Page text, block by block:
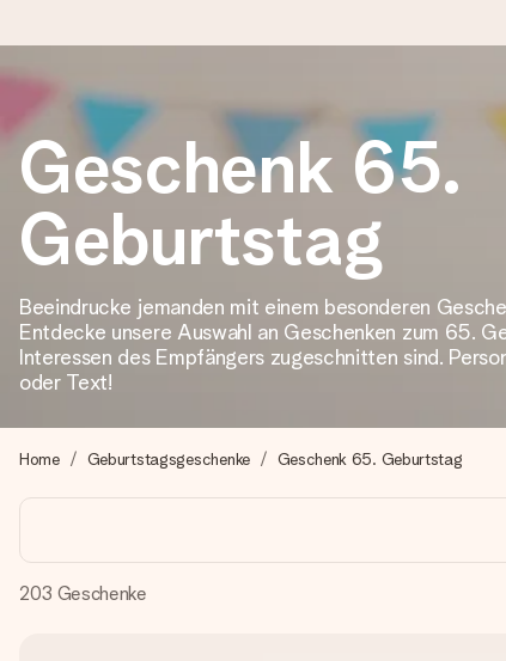
Heute bestellt, in 1 Werktag verschickt
Wir bereiten dein Geschenk sorgfältig vor und schicken
zählt.
4,8 (basierend auf +15.000 Bewertungen)
Unsere Geschenke begeistern. Kunden bewerten uns mit
+49 39292 929695
Montag - Freitag : 8:30 - 17:00 Uhr
Samstag - Sonntag : 8:30 - 13:00 Uhr
Geschenk 65.
Geburtstag
Beeindrucke jemanden mit einem besonderen
Entdecke unsere Auswahl an Geschenken zum 65.
Interessen des Empfängers zugeschnitten sind.
oder Text!
Home Geburtstagsgeschenke Geschenk 65. Geburtstag
203 Geschenke